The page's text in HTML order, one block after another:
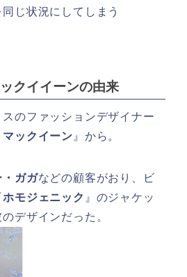
じ状況にしてしまう
クイイーンの由来
のファッションデザイナー
ックイーン 』から。
・ガガなどの顧客がおり、ビ
ホモジェニック 』のジャケッ
デザインだった。